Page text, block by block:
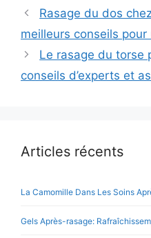
Rasage du dos
meilleurs conseils
Le rasage du torse
conseils d’experts et
Articles récents
La Camomille Dans Les Soins
Gels Après-rasage: